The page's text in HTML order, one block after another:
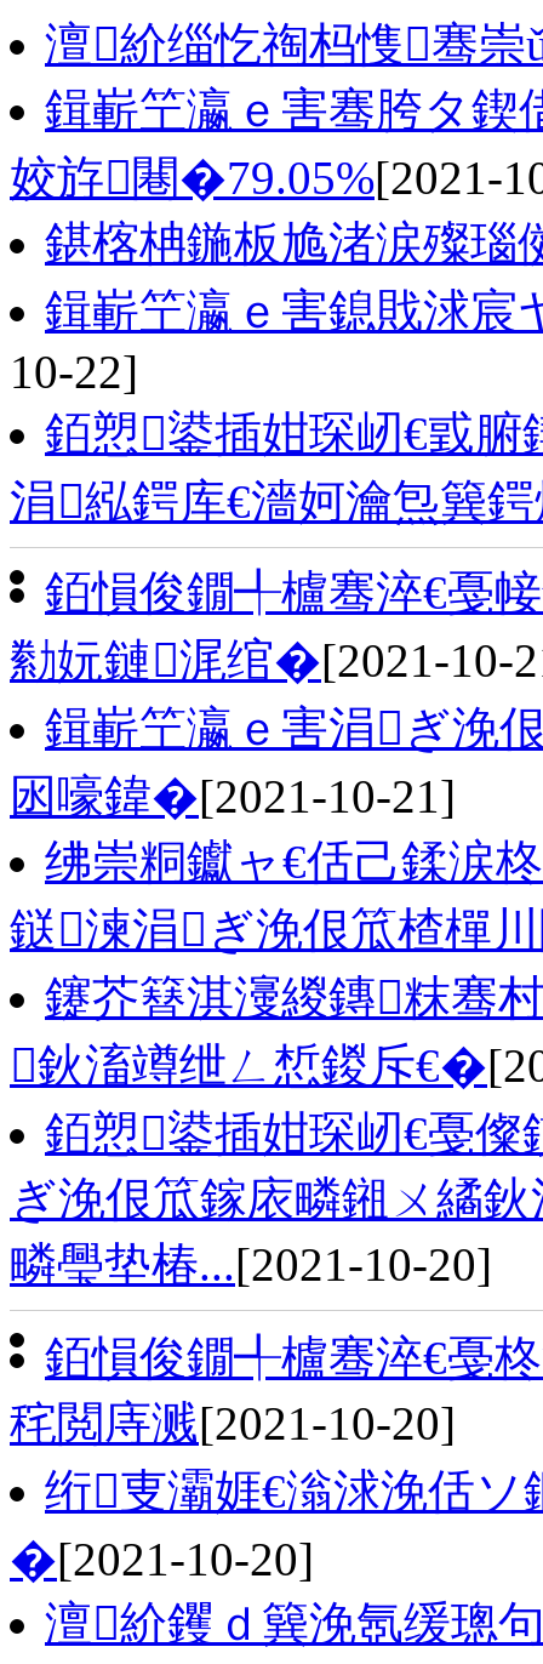
澶紒缁忔祹杩愯骞崇
鍓嶄笁瀛ｅ害骞胯タ鍥
姣斿闀�79.05%[2021-
鍖楁柟鍦板尯渚涙殩瑙
鍓嶄笁瀛ｅ害鎴戝浗宸
10-22]
銆愬鍙插姏琛屻€戜腑
涓紭鍔库€濇妸瀹炰簨
銆愪俊鐗╃櫨骞淬€戞
勬妧鏈浘绾�[2021-10-
鍓嶄笁瀛ｅ害涓ぎ浼
囦嚎鍏�[2021-10-21]
绋崇粡钀ャ€佸己鍒涙
鎹湅涓ぎ浼佷笟楂樿
鑳芥簮淇濅緵鏄粖骞
鈥滀竴绁ㄥ惁鍐斥€�
銆愬鍙插姏琛屻€戞
ぎ浼佷笟鎵庡疄鎺ㄨ繘
疄璺垫椿...[2021-10-20]
銆愪俊鐗╃櫨骞淬€戞
秺閲庤溅[2021-10-20]
绗叓灞娾€滃浗浼佸
�[2021-10-20]
澶紒钁ｄ簨浼氬缓璁